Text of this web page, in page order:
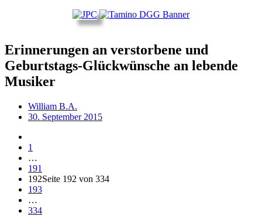
Erinnerungen an verstorbene und
Geburtstags-Glückwünsche an lebende
Musiker
William B.A.
30. September 2015
1
…
191
192Seite 192 von 334
193
…
334